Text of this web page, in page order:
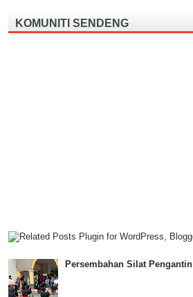
KOMUNITI SENDENG
Persembahan Silat Pengantin